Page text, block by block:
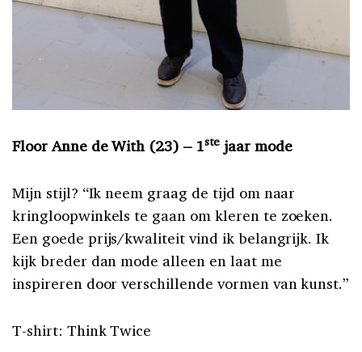
Floor Anne de With (23) – 1stejaar mode
Mijn stijl? “Ik neem graag de tijd om naar
kringloopwinkels te gaan om kleren te zoeken.
Een goede prijs/kwaliteit vind ik belangrijk. Ik
kijk breder dan mode alleen en laat me
inspireren door verschillende vormen van kunst.”
T-shirt: Think Twice